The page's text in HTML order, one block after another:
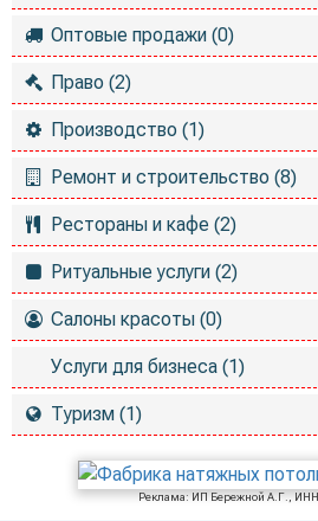
Оптовые продажи (0)
Право (2)
Производство (1)
Ремонт и строительство (8)
Рестораны и кафе (2)
Ритуальные услуги (2)
Салоны красоты (0)
Услуги для бизнеса (1)
Туризм (1)
Реклама: ИП Бережной А.Г., ИНН